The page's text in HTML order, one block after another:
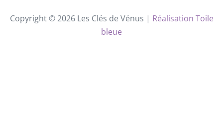
Copyright © 2026 Les Clés de Vénus | Réalisation Toile
bleue